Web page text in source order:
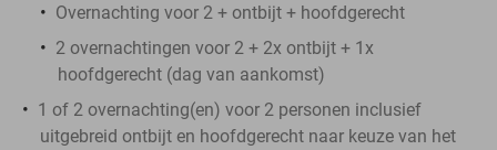
Overnachting voor 2 + ontbijt + hoofdgerecht
2 overnachtingen voor 2 + 2x ontbijt + 1x
hoofdgerecht (dag van aankomst)
1 of 2 overnachting(en) voor 2 personen inclusief
uitgebreid ontbijt en hoofdgerecht naar keuze van het